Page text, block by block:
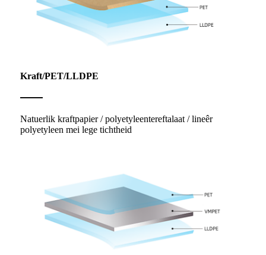
Kraft/PET/LLDPE
Natuerlik kraftpapier / polyetyleentereftalaat / lineêr
polyetyleen mei lege tichtheid